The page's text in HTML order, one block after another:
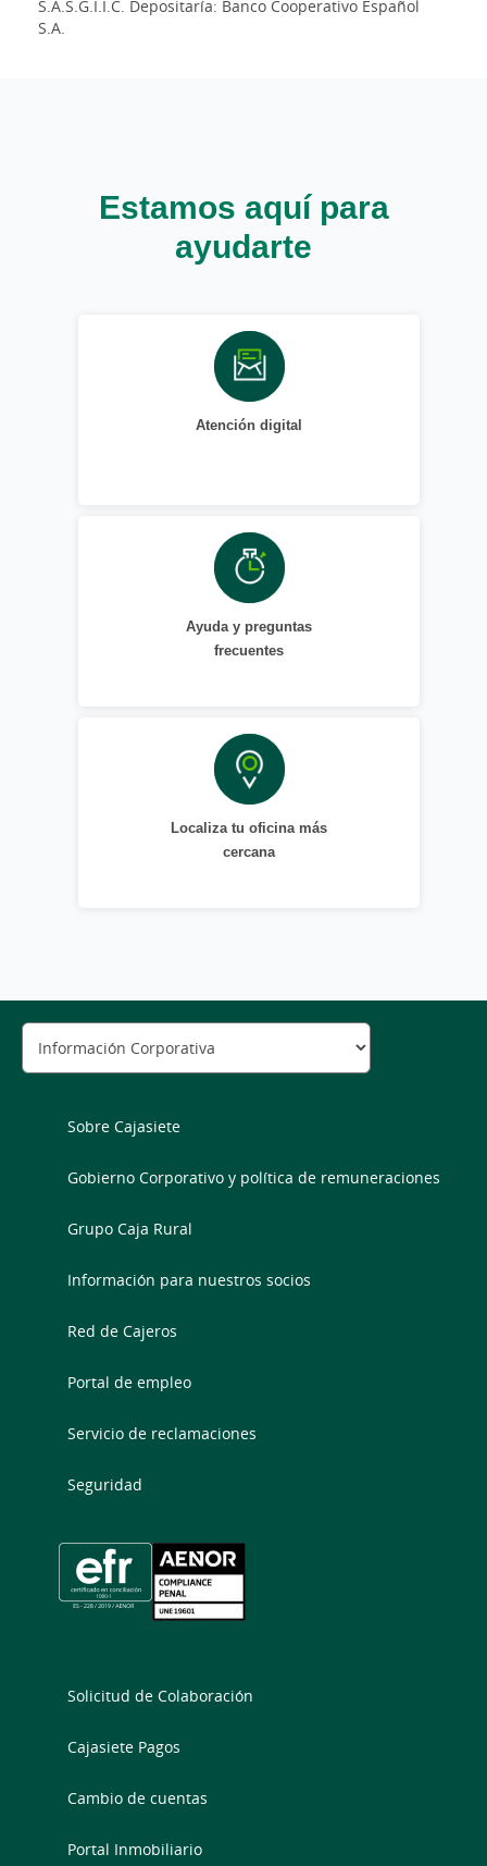
S.A.S.G.I.I.C. Depositaría: Banco Cooperativo Español
S.A.
Estamos aquí para
ayudarte
Atención digital
Ayuda y preguntas
frecuentes
Localiza tu oficina más
cercana
Sobre Cajasiete
Gobierno Corporativo y política de remuneraciones
Grupo Caja Rural
Información para nuestros socios
Red de Cajeros
Portal de empleo
Servicio de reclamaciones
Seguridad
Solicitud de Colaboración
Cajasiete Pagos
Cambio de cuentas
Portal Inmobiliario